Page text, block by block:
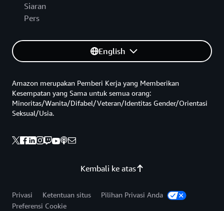
Siaran
Pers
English
Kembali ke atas
Amazon merupakan Pemberi Kerja yang Memberikan
Kesempatan yang Sama untuk semua orang:
Minoritas/Wanita/Difabel/Veteran/Identitas Gender/Orientasi
Seksual/Usia.
Privasi Ketentuan situs
Pilihan Privasi Anda
Preferensi Cookie